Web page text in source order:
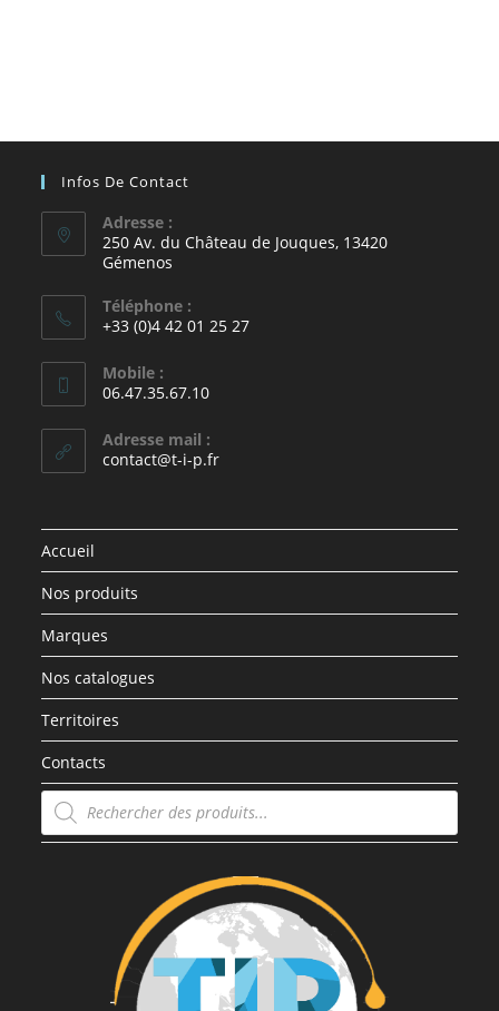
Infos De Contact
Adresse :
250 Av. du Château de Jouques, 13420
Gémenos
Téléphone :
+33 (0)4 42 01 25 27
Mobile :
06.47.35.67.10
Adresse mail :
contact@t-i-p.fr
Accueil
Nos produits
Marques
Nos catalogues
Territoires
Contacts
Recherche
de
produits